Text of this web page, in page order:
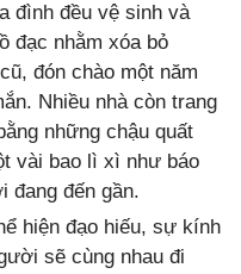
đình đều vệ sinh và
đạc nhằm xóa bỏ
đón chào một năm
Nhiều nhà còn trang
những chậu quất
vài bao lì xì như báo
đang đến gần.
hiện đạo hiếu, sự kính
sẽ cùng nhau đi